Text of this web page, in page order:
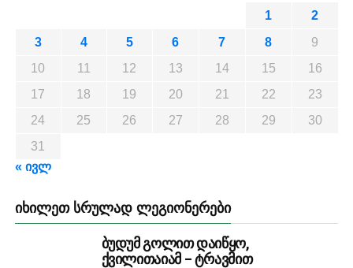
1
2
3
4 5 6 7 8
9
10
11 12 13 14 15
16
17
18 19 20 21 22
23
24
25 26 27 28 29
30
31
« ივლ
ᲘᲮᲘᲚᲔᲗ ᲡᲠᲣᲚᲐᲓ ᲚᲔᲒᲘᲝᲜᲔᲠᲔᲑᲘ
ბუდუმ გოლით დაიწყო,
ქვილითაიამ – ტრავმით